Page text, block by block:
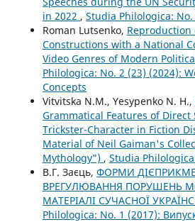
in 2022 , Studia Philologica:
Roman Lutsenko,
Constructions with a National
Video Genres of Modern
Philologica: No. 2 (23) (2024):
Concepts
Vitvitska N.M., Yesypenko N. H.,
Grammatical Features of Direct
Trickster-Character in Fiction
Material of Neil Gaiman's
Mythology") , Studia
В.Г. Заєць, ФОРМИ
ВРЕГУЛЮВАННЯ ПОРУШЕНЬ
МАТЕРІАЛІ СУЧАСНОЇ
Philologica: No. 1 (2017):